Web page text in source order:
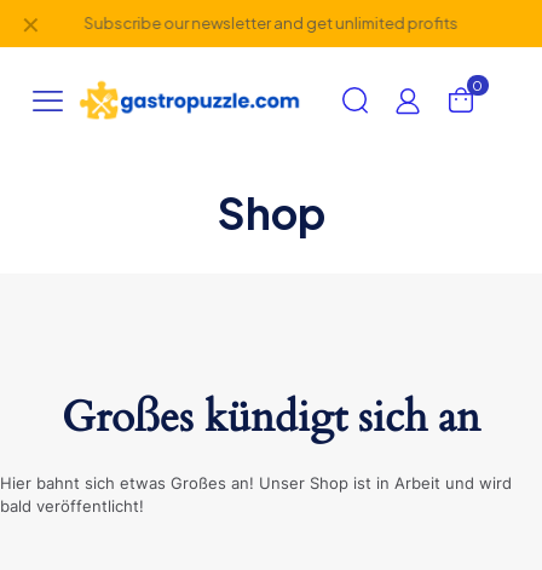
Subscribe our newsletter and get unlimited profits
✕
0
Shop
Großes kündigt sich an
Hier bahnt sich etwas Großes an! Unser Shop ist in Arbeit und wird
bald veröffentlicht!